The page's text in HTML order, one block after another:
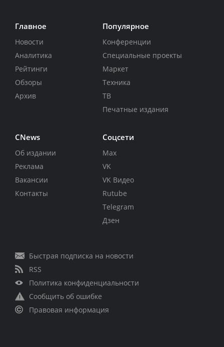
Главное
Новости
Аналитика
Рейтинги
Обзоры
Архив
Популярное
Конференции
Специальные проекты
Маркет
Техника
ТВ
Печатные издания
CNews
Об издании
Реклама
Вакансии
Контакты
Соцсети
Max
VK
VK Видео
Rutube
Telegram
Дзен
Быстрая подписка на новости
RSS
Политика конфиденциальности
Сообщить об ошибке
Правовая информация